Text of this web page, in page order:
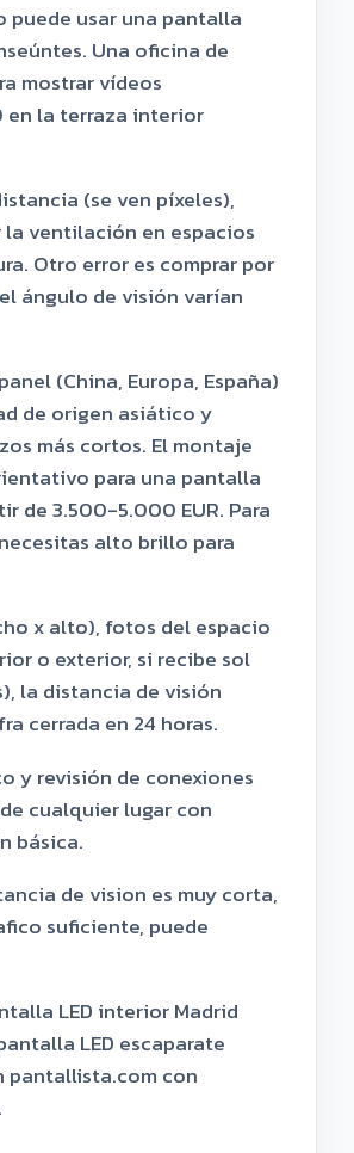
puede usar una pantalla
Una oficina de
mostrar vídeos
en la terraza interior
(se ven píxeles),
ventilación en espacios
Otro error es comprar por
ángulo de visión varían
(China, Europa, España)
de origen asiático y
más cortos. El montaje
para una pantalla
de 3.500-5.000 EUR. Para
alto brillo para
x alto), fotos del espacio
o exterior, si recibe sol
la distancia de visión
cerrada en 24 horas.
y revisión de conexiones
cualquier lugar con
básica.
de vision es muy corta,
suficiente, puede
LED interior Madrid
LED escaparate
pantallista.com con